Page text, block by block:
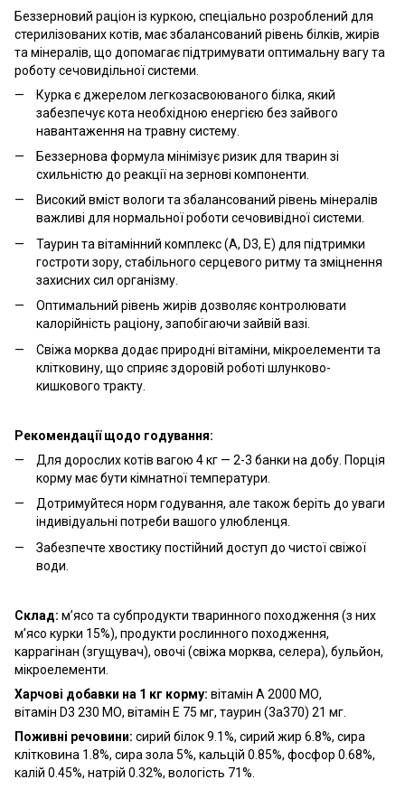
Беззерновий раціон із куркою, спеціально розроблений для
стерилізованих котів, має збалансований рівень білків, жирів
та мінералів, що допомагає підтримувати оптимальну вагу та
роботу сечовидільної системи.
Курка є джерелом легкозасвоюваного білка, який
забезпечує кота необхідною енергією без зайвого
навантаження на травну систему.
Беззернова формула мінімізує ризик для тварин зі
схильністю до реакції на зернові компоненти.
Високий вміст вологи та збалансований рівень мінералів
важливі для нормальної роботи сечовивідної системи.
Таурин та вітамінний комплекс (A, D3, E) для підтримки
гостроти зору, стабільного серцевого ритму та зміцнення
захисних сил організму.
Оптимальний рівень жирів дозволяє контролювати
калорійність раціону, запобігаючи зайвій вазі.
Свіжа морква додає природні вітаміни, мікроелементи та
клітковину, що сприяє здоровій роботі шлунково-
кишкового тракту.
Рекомендації щодо годування:
Для дорослих котів вагою 4 кг — 2-3 банки на добу. Порція
корму має бути кімнатної температури.
Дотримуйтеся норм годування, але також беріть до уваги
індивідуальні потреби вашого улюбленця.
Забезпечте хвостику постійний доступ до чистої свіжої
води.
Склад: м’ясо та субпродукти тваринного походження (з них
м’ясо курки 15%), продукти рослинного походження,
каррагінан (згущувач), овочі (свіжа морква, селера), бульйон,
мікроелементи.
Харчові добавки на 1 кг корму: вітамін A 2000 МО,
вітамін D3 230 МО, вітамін Е 75 мг, таурин (3а370) 21 мг.
Поживні речовини: сирий білок 9.1%, сирий жир 6.8%, сира
клітковина 1.8%, сира зола 5%, кальцій 0.85%, фосфор 0.68%,
калій 0.45%, натрій 0.32%, вологість 71%.